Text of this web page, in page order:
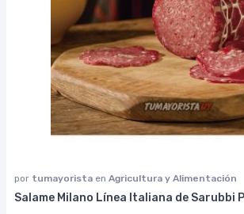
por tumayorista en Agricultura y Alimentación
Salame Milano Línea Italiana de Sarubbi